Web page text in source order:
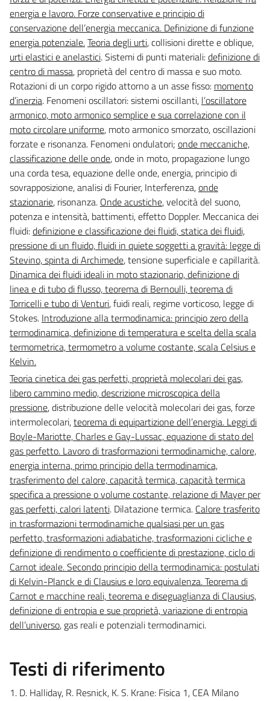
energia e lavoro. Forze conservative e principio di
conservazione dell’energia meccanica. Definizione di funzione
energia potenziale.Teoria degli urti, collisioni dirette e oblique,
urti elastici e anelastici. Sistemi di punti materiali:definizione di
centro di massa, proprietà del centro di massa e suo moto.
Rotazioni di un corpo rigido attorno a un asse fisso: momento
d’inerzia. Fenomeni oscillatori: sistemi oscillanti, l’oscillatore
armonico, moto armonico semplice e sua correlazione con il
moto circolare uniforme, moto armonico smorzato, oscillazioni
forzate e risonanza. Fenomeni ondulatori; onde meccaniche,
classificazione delle onde, onde in moto, propagazione lungo
una corda tesa, equazione delle onde, energia, principio di
sovrapposizione, analisi di Fourier, Interferenza,onde
stazionarie, risonanza. Onde acustiche, velocità del suono,
potenza e intensità, battimenti, effetto Doppler. Meccanica dei
fluidi:definizione e classificazione dei fluidi, statica dei fluidi,
pressione di un fluido, fluidi in quiete soggetti a gravità: legge di
Stevino, spinta di Archimede, tensione superficiale e capillarità.
Dinamica dei fluidi ideali in moto stazionario, definizione di
linea e di tubo di flusso, teorema di Bernoulli, teorema di
Torricelli e tubo di Venturi, fuidi reali, regime vorticoso, legge di
Stokes. Introduzione alla termodinamica: principio zero della
termodinamica, definizione di temperatura e scelta della scala
termometrica, termometro a volume costante, scala Celsius e
Kelvin.
Teoria cinetica dei gas perfetti, proprietà molecolari dei gas,
libero cammino medio, descrizione microscopica della
pressione, distribuzione delle velocità molecolari dei gas, forze
intermolecolari,teorema di equipartizione dell’energia. Leggi di
Boyle-Mariotte, Charles e Gay-Lussac, equazione di stato del
gas perfetto. Lavoro di trasformazioni termodinamiche, calore,
energia interna, primo principio della termodinamica,
trasferimento del calore, capacità termica, capacità termica
specifica a pressione o volume costante, relazione di Mayer per
gas perfetti, calori latenti. Dilatazione termica. Calore trasferito
in trasformazioni termodinamiche qualsiasi per un gas
perfetto, trasformazioni adiabatiche, trasformazioni cicliche e
definizione di rendimento o coefficiente di prestazione, ciclo di
Carnot ideale. Secondo principio della termodinamica: postulati
di Kelvin-Planck e di Clausius e loro equivalenza. Teorema di
Carnot e macchine reali, teorema e diseguaglianza di Clausius,
definizione di entropia e sue proprietà, variazione di entropia
dell’universo, gas reali e potenziali termodinamici.
Testi di riferimento
1. D. Halliday, R. Resnick, K. S. Krane: Fisica 1, CEA Milano